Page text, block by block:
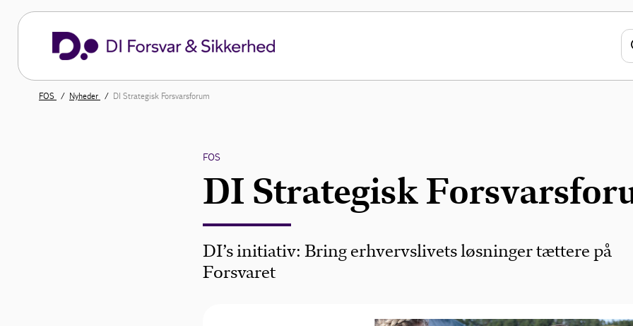
FOS Nyheder DI Strategisk Forsvarsforum
FOS
DI Strategisk
DI’s initiativ: Bring erhvervslivets løsninger tættere på
Forsvaret